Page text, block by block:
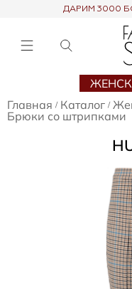
ДАРИМ 3000
Главная / Каталог /
Брюки со штрипками